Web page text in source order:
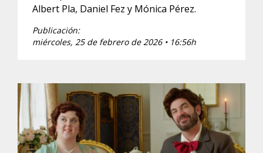
Albert Pla, Daniel Fez y Mónica Pérez.
Publicación:
miércoles, 25 de febrero de 2026 • 16:56h